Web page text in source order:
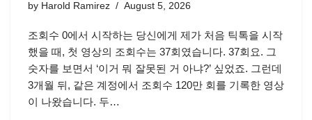
by Harold Ramirez August 5, 2026
조회수 0에서 시작하는 당신에게 제가 처음 틱톡을 시작
했을 때, 첫 영상의 조회수는 37회였습니다. 37회요. 그
숫자를 보면서 ‘이거 뭐 잘못된 거 아냐?’ 싶었죠. 그런데
3개월 뒤, 같은 계정에서 조회수 120만 회를 기록한 영상
이 나왔습니다. 두…